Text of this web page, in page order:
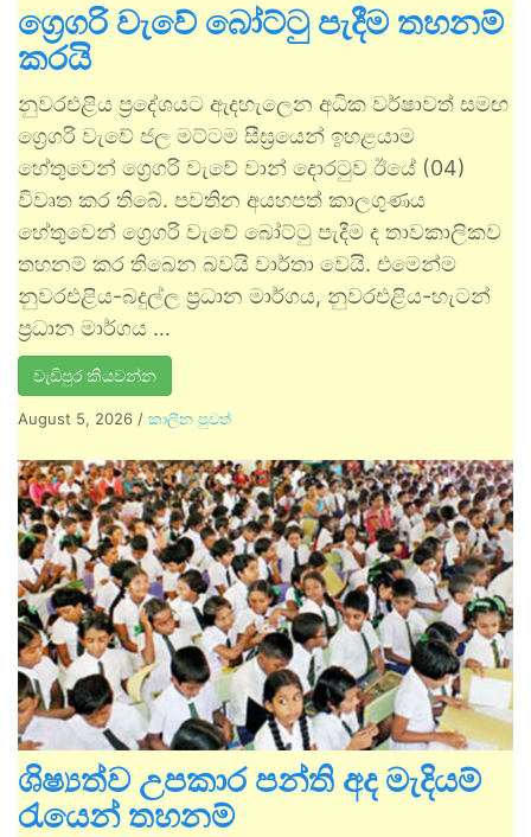
ග්‍රෙගරි වැවේ බෝට්ටු පැදීම තහනම්
කරයි
නුවරඑළිය ප්‍රදේශයට ඇදහැලෙන අධික වර්ෂාවත් සමඟ
ග්‍රෙගරි වැවේ ජල මට්ටම සීඝ්‍රයෙන් ඉහළයාම
හේතුවෙන් ග්‍රෙගරි වැවේ වාන් දොරටුව ඊයේ (04)
විවෘත කර තිබේ. පවතින අයහපත් කාලගුණය
හේතුවෙන් ග්‍රෙගරි වැවේ බෝට්ටු පැදීම ද තාවකාලිකව
තහනම් කර තිබෙන බවයි වාර්තා වෙයි. එමෙන්ම
නුවරඑළිය-බදුල්ල ප්‍රධාන මාර්ගය, නුවරඑළිය-හැටන්
ප්‍රධාන මාර්ගය …
වැඩිපුර කියවන්න
August 5, 2026 / කාලීන පුවත්
ශිෂ්‍යත්ව උපකාර පන්ති අද මැදියම්
රැයෙන් තහනම්